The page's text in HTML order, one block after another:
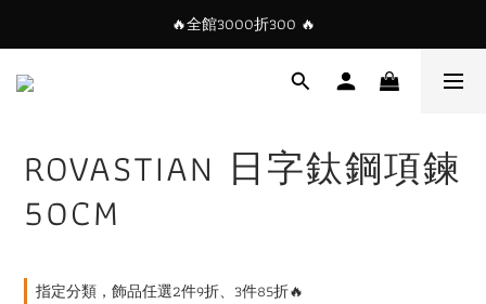
🔥全館3000折300 🔥
ROVASTIAN 日字鈦鋼項鍊
50CM
指定分類，飾品任選2件9折、3件85折🔥